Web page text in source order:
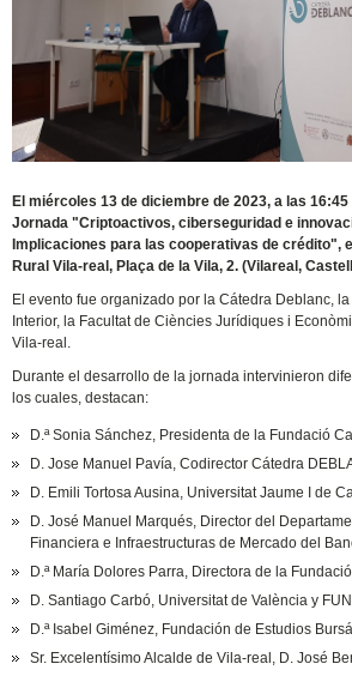
El miércoles 13 de diciembre de 2023, a las
Jornada "Criptoactivos, ciberseguridad e
Implicaciones para las cooperativas de crédito",
Rural Vila-real, Plaça de la Vila, 2. (Vilareal,
El evento fue organizado por la Cátedra Deblanc,
Interior, la Facultat de Ciències Jurídiques i
Vila-real.
Durante el desarrollo de la jornada intervinieron
los cuales, destacan:
D.ª Sonia Sánchez, Presidenta de la Fundació
D. Jose Manuel Pavía, Codirector Cátedra
D. Emili Tortosa Ausina, Universitat Jaume I de
D. José Manuel Marqués, Director del
Financiera e Infraestructuras de Mercado del
D.ª María Dolores Parra, Directora de la
D. Santiago Carbó, Universitat de València y
D.ª Isabel Giménez, Fundación de Estudios
Sr. Excelentísimo Alcalde de Vila-real, D. José